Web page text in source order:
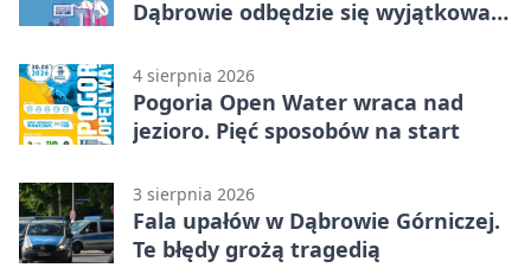
Dąbrowie odbędzie się wyjątkowa
4 sierpnia 2026
Pogoria Open Water wraca nad
jezioro. Pięć sposobów na start
3 sierpnia 2026
Fala upałów w Dąbrowie Górniczej.
Te błędy grożą tragedią